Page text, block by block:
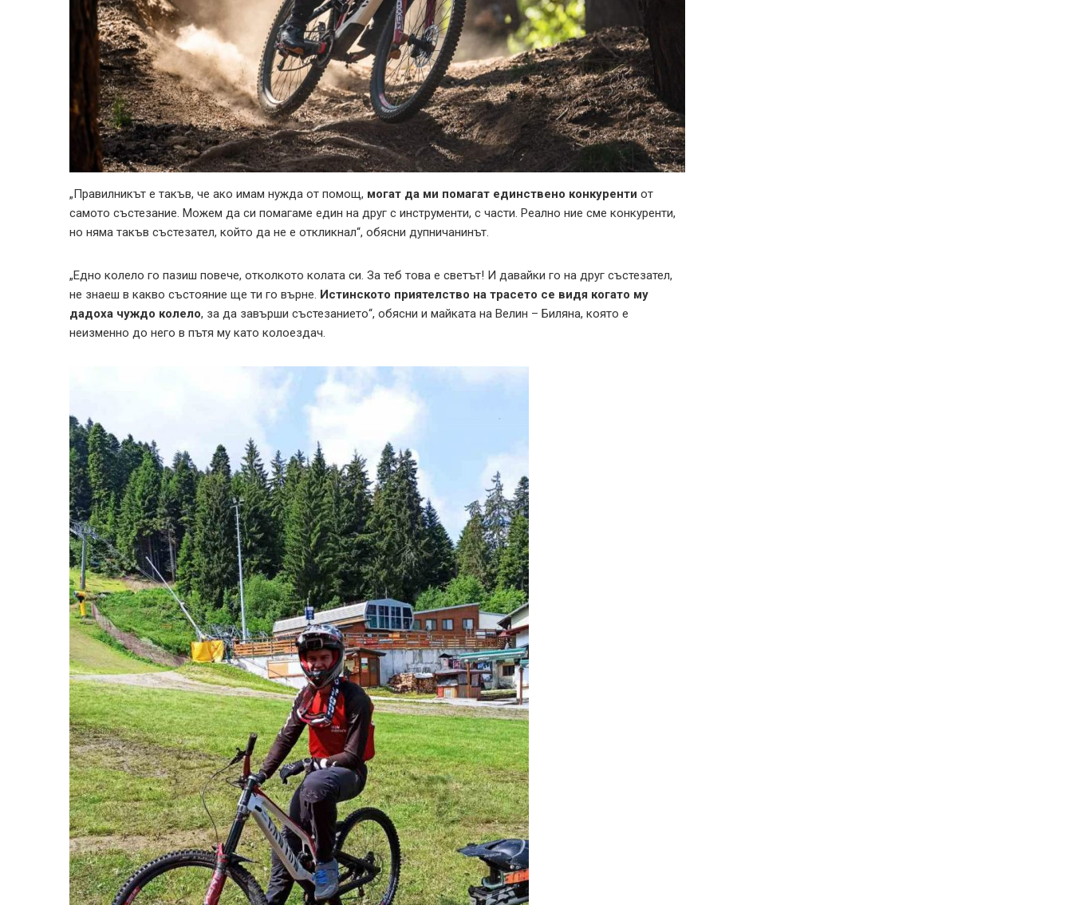
„Правилникът е такъв, че ако имам нужда от помощ, могат да ми помагат единствено конкуренти от
самото състезание. Можем да си помагаме един на друг с инструменти, с части. Реално ние сме конкуренти,
но няма такъв състезател, който да не е откликнал“, обясни дупничанинът.
„Едно колело го пазиш повече, отколкото колата си. За теб това е светът! И давайки го на друг състезател,
не знаеш в какво състояние ще ти го върне. Истинското приятелство на трасето се видя когато му
дадоха чуждо колело, за да завърши състезанието“, обясни и майката на Велин – Биляна, която е
неизменно до него в пътя му като колоездач.